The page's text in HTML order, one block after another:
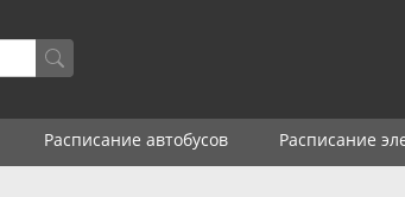
Расписание автобусов Расписание